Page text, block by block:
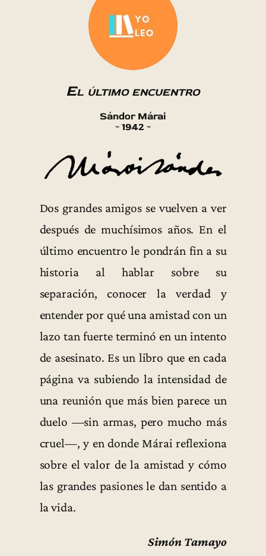
El último encuentro
Sándor Márai
~ 1942 ~
Dos grandes amigos se vuelven a ver
después de muchísimos años. En el
último encuentro le pondrán fin a su
historia al hablar sobre su
separación, conocer la verdad y
entender por qué una amistad con un
lazo tan fuerte terminó en un intento
de asesinato. Es un libro que en cada
página va subiendo la intensidad de
una reunión que más bien parece un
duelo —sin armas, pero mucho más
cruel—, y en donde Márai reflexiona
sobre el valor de la amistad y cómo
las grandes pasiones le dan sentido a
la vida.
Simón Tamayo